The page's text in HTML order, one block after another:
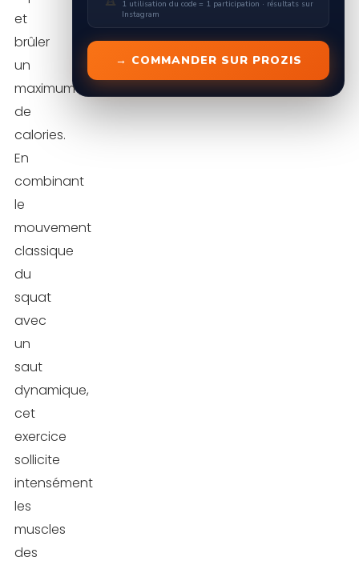
1 utilisation du code = 1 participation · résultats sur
Instagram
→ COMMANDER SUR PROZIS
et
brûler
un
maximum
de
calories.
En
combinant
le
mouvement
classique
du
squat
avec
un
saut
dynamique,
cet
exercice
sollicite
intensément
les
muscles
des